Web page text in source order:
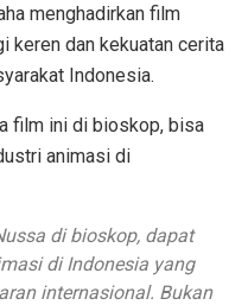
menghadirkan film
keren dan kekuatan cerita
Indonesia.
film ini di bioskop, bisa
animasi di
di bioskop, dapat
di Indonesia yang
internasional. Bukan